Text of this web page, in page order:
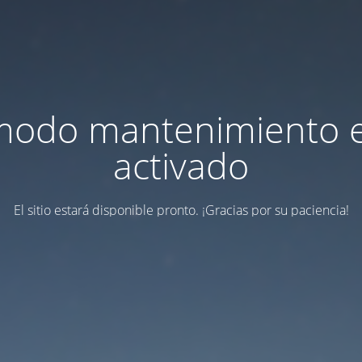
mantenimiento
activado
El sitio estará disponible pronto. ¡Gracias por su paciencia!